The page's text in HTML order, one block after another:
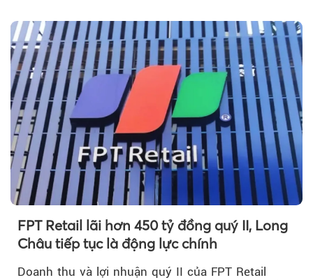
FPT Retail lãi hơn 450 tỷ đồng quý II, Long
Châu tiếp tục là động lực chính
Doanh thu và lợi nhuận quý II của FPT Retail